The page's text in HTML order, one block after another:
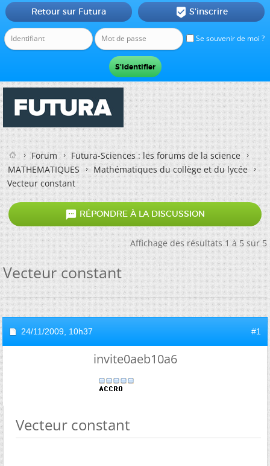
Se souvenir de moi ?
Retour sur Futura  S'inscrire
Forum
Futura-Sciences : les forums de la science
MATHEMATIQUES
Mathématiques du collège et du lycée
Vecteur constant
 RÉPONDRE À LA DISCUSSION
Affichage des résultats 1 à 5 sur 5
Vecteur constant
24/11/2009, 10h37 #1
invite0aeb10a6
Vecteur constant